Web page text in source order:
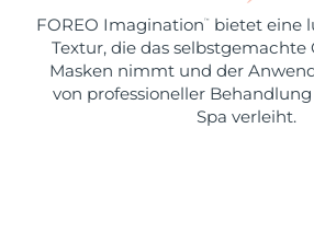
FOREO Imagination ™
bietet eine
Textur, die das selbstgemachte
Masken nimmt und der
von professioneller
Spa verleiht.